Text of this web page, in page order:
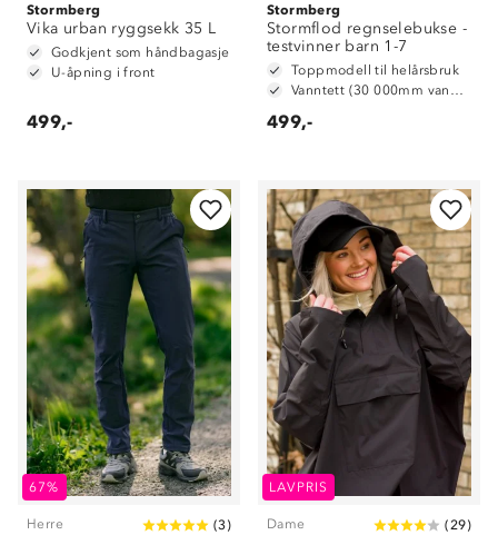
Stormberg
Vika urban ryggsekk 35 L
Godkjent som håndbagasje
U-åpning i front
499,-
Stormberg
Stormflod regnselebukse -
testvinner barn 1-7
Toppmodell til helårsbruk
Vanntett (30 000mm vannsøyle)
499,-
67%
Herre (3)
LAVPRIS
Dame (29)